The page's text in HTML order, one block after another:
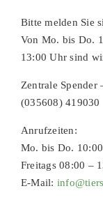
Bitte melden Sie
Von Mo. bis Do.
13:00 Uhr sind
Zentrale
(035608) 419030
Anrufzeiten:
Mo. bis Do.
Freitags 08:00 –
E-Mail: